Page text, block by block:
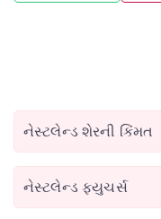
નેસ્ટલેન્ડ શેરની કિંમત
નેસ્ટલેન્ડ ફ્યુચર્સ